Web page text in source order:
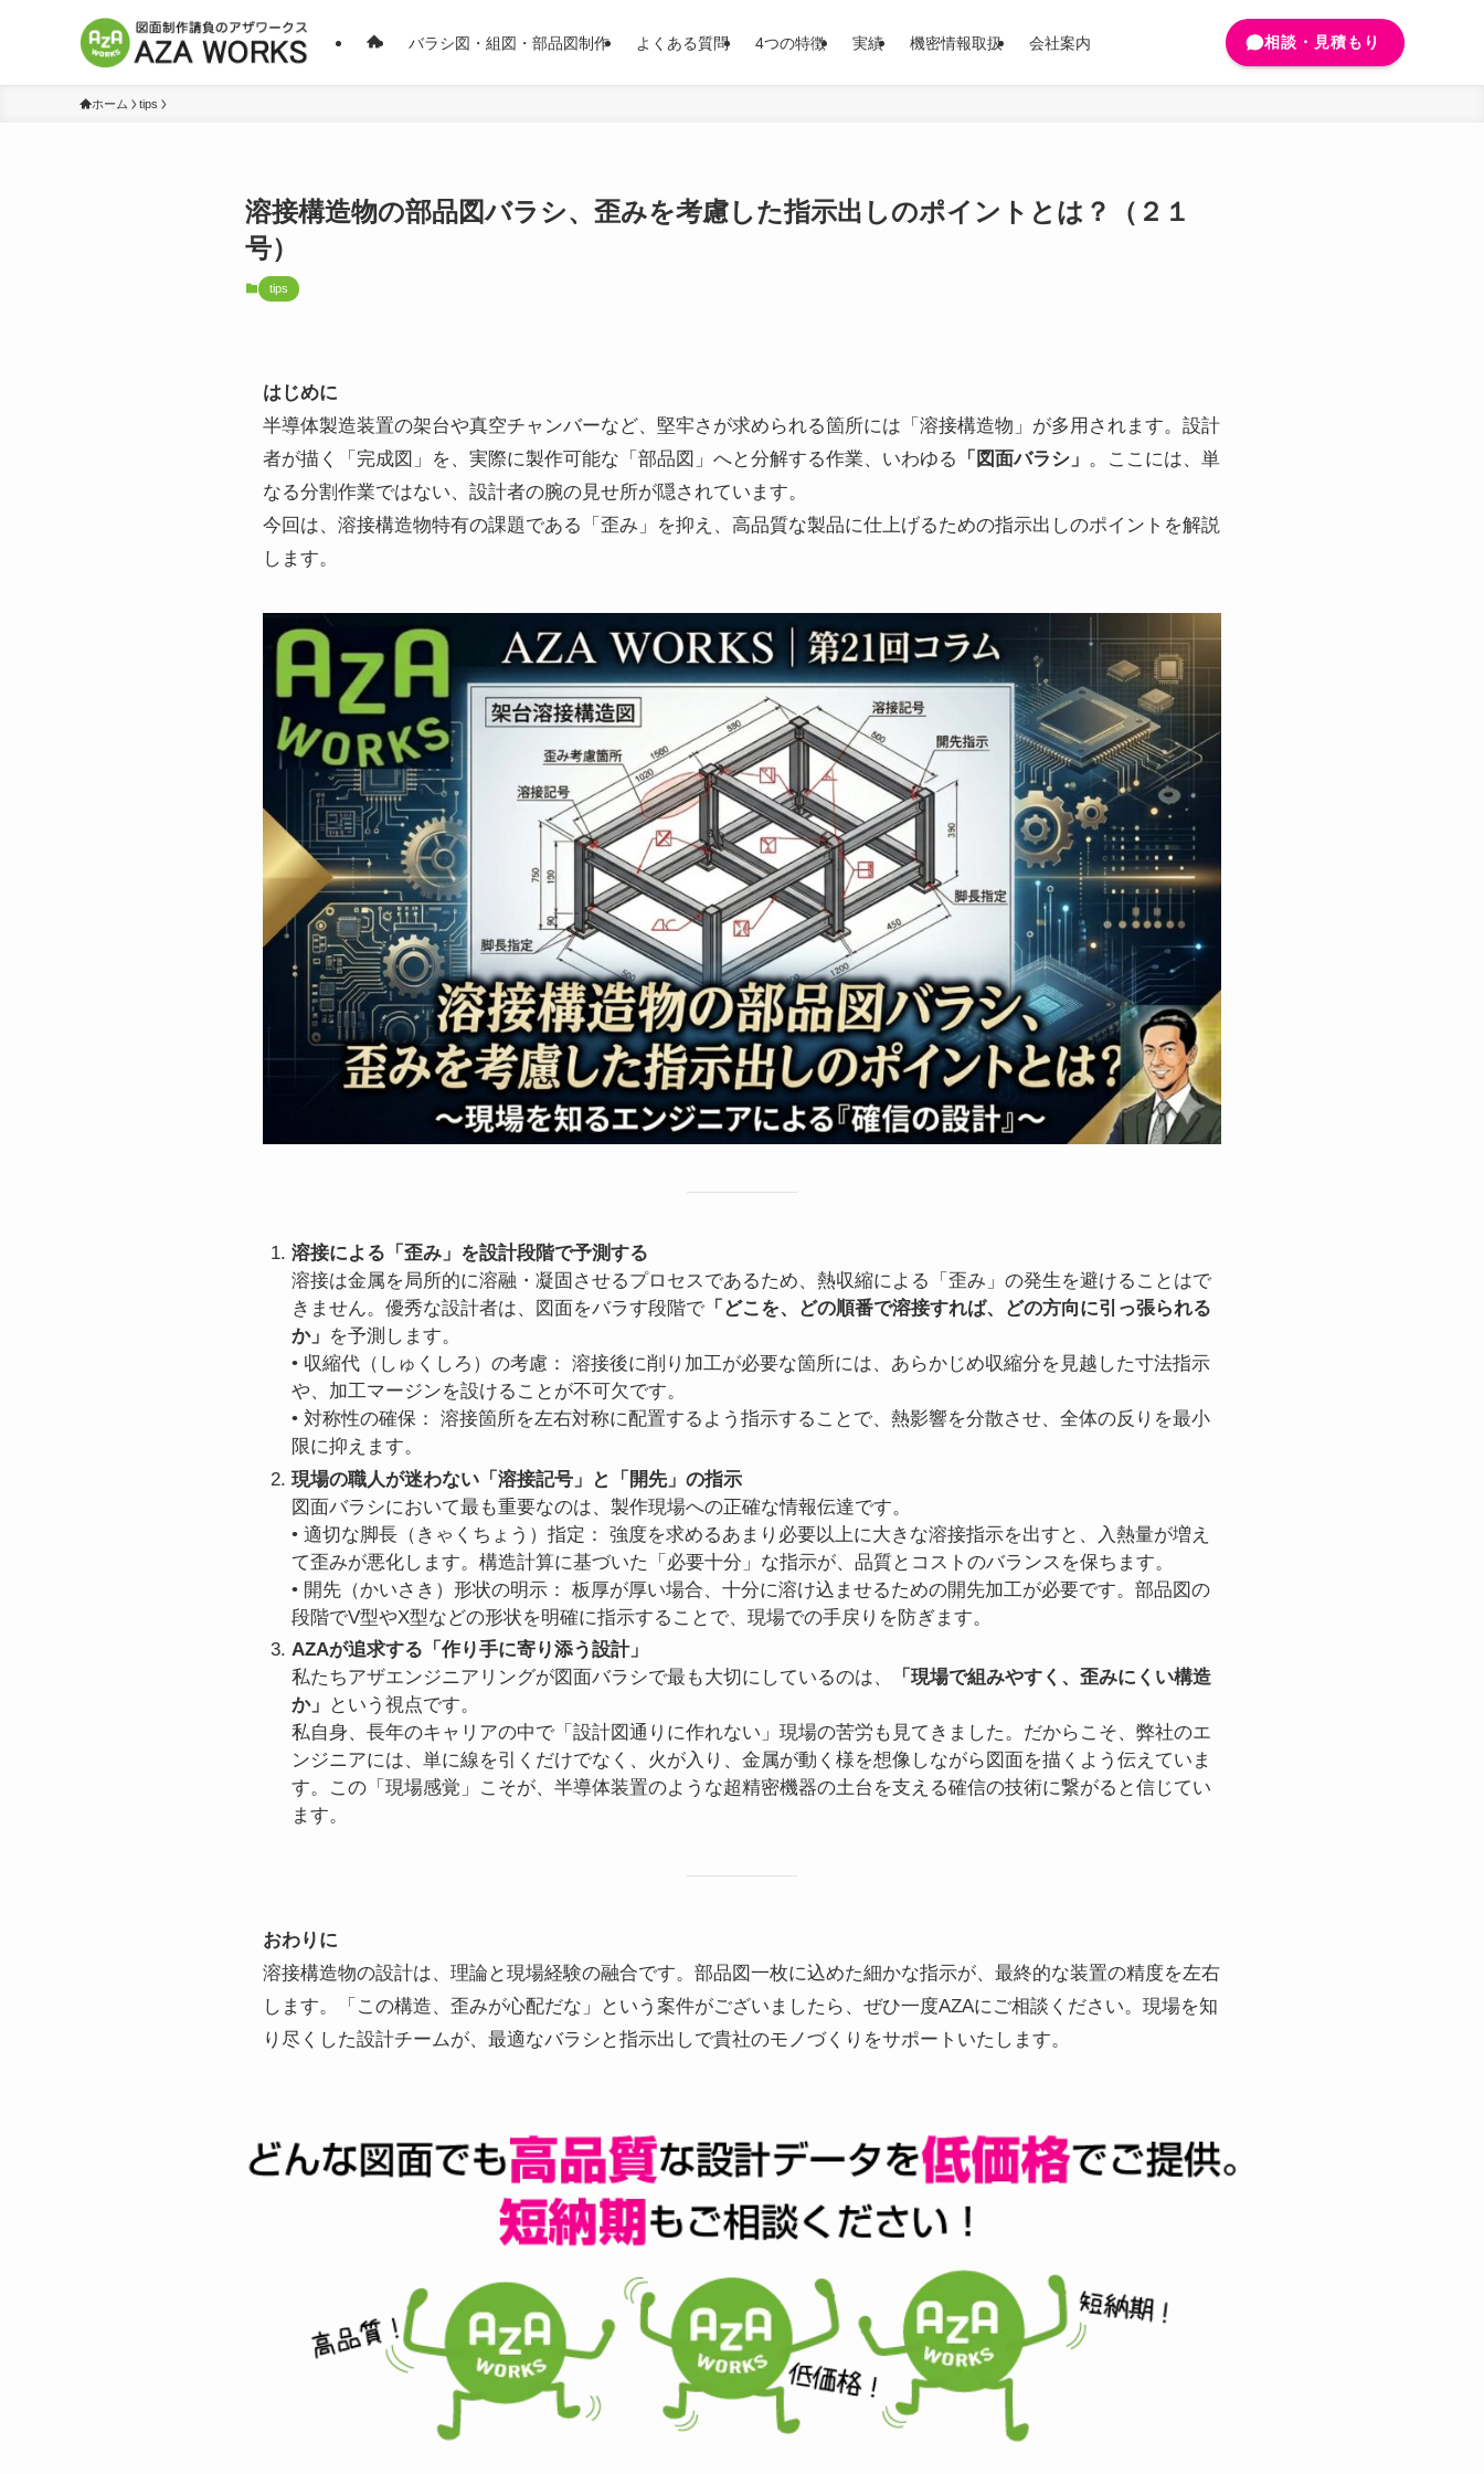
バラシ図・組図・部品図制作 よくある質問 4つの特徴 実績 機密情報取扱 会社案内 相談・見積もり
ホーム tips
溶接構造物の部品図バラシ、歪みを考慮した指示出しのポイントとは？（２１
号）
tips
はじめに
半導体製造装置の架台や真空チャンバーなど、堅牢さが求められる箇所には「溶接構造物」が多用されます。設計
者が描く「完成図」を、実際に製作可能な「部品図」へと分解する作業、いわゆる
「図面バラシ」 。ここには、単
なる分割作業ではない、設計者の腕の見せ所が隠されています。
今回は、溶接構造物特有の課題である「歪み」を抑え、高品質な製品に仕上げるための指示出しのポイントを解説
します。
溶接による「歪み」を設計段階で予測する
溶接は金属を局所的に溶融・凝固させるプロセスであるため、熱収縮による「歪み」の発生を避けることはで
きません。優秀な設計者は、図面をバラす段階で「どこを、どの順番で溶接すれば、どの方向に引っ張られる
か」 を予測します。
• 収縮代（しゅくしろ）の考慮： 溶接後に削り加工が必要な箇所には、あらかじめ収縮分を見越した寸法指示
や、加工マージンを設けることが不可欠です。
• 対称性の確保： 溶接箇所を左右対称に配置するよう指示することで、熱影響を分散させ、全体の反りを最小
限に抑えます。
現場の職人が迷わない「溶接記号」と「開先」の指示
図面バラシにおいて最も重要なのは、製作現場への正確な情報伝達です。
• 適切な脚長（きゃくちょう）指定： 強度を求めるあまり必要以上に大きな溶接指示を出すと、入熱量が増え
て歪みが悪化します。構造計算に基づいた「必要十分」な指示が、品質とコストのバランスを保ちます。
• 開先（かいさき）形状の明示： 板厚が厚い場合、十分に溶け込ませるための開先加工が必要です。部品図の
段階でV型やX型などの形状を明確に指示することで、現場での手戻りを防ぎます。
AZAが追求する「作り手に寄り添う設計」
私たちアザエンジニアリングが図面バラシで最も大切にしているのは、
「現場で組みやすく、歪みにくい構造
か」
という視点です。
私自身、長年のキャリアの中で「設計図通りに作れない」現場の苦労も見てきました。だからこそ、弊社のエ
ンジニアには、単に線を引くだけでなく、火が入り、金属が動く様を想像しながら図面を描くよう伝えていま
す。この「現場感覚」こそが、半導体装置のような超精密機器の土台を支える確信の技術に繋がると信じてい
ます。
おわりに
溶接構造物の設計は、理論と現場経験の融合です。部品図一枚に込めた細かな指示が、最終的な装置の精度を左右
します。「この構造、歪みが心配だな」という案件がございましたら、ぜひ一度AZAにご相談ください。現場を知
り尽くした設計チームが、最適なバラシと指示出しで貴社のモノづくりをサポートいたします。